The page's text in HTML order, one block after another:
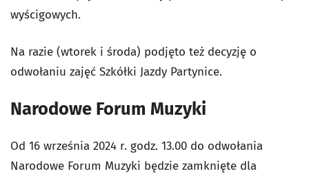
wyścigowych.
Na razie (wtorek i środa) podjęto też decyzję o
odwołaniu zajęć Szkółki Jazdy Partynice.
Narodowe Forum Muzyki
Od 16 września 2024 r. godz. 13.00 do odwołania
Narodowe Forum Muzyki będzie zamknięte dla